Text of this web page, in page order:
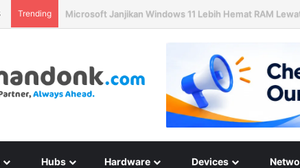
Trending Seagate Targetkan Hard Disk HAMR 50 TB Mulai
Hubs Hardware Devices